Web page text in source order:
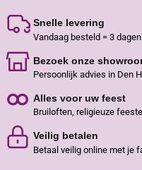
Snelle levering
Vandaag besteld = 3
Bezoek onze
Persoonlijk advies in Den
Alles voor uw feest
Bruiloften, religieuze
Veilig betalen
Betaal veilig online met je